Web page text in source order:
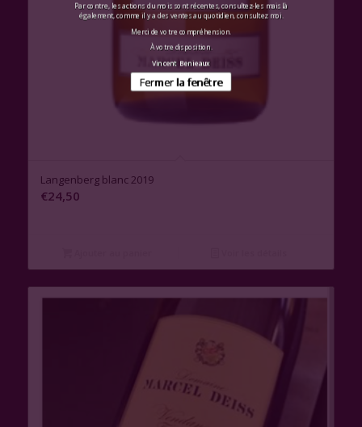
Langenberg blanc 2019
€24,50
Par contre, les actions du mois sont récentes, consultez-les mais là
également, comme il y a des ventes au quotidien, consultez moi.
Merci de votre compréhension.
À votre disposition.
Vincent Benieaux
Fermer la fenêtre